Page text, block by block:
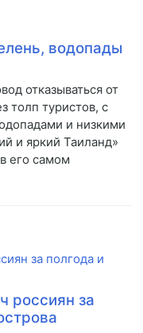
водопады
отказываться от
толп туристов, с
и низкими
и яркий Таиланд»
его самом
россиян за